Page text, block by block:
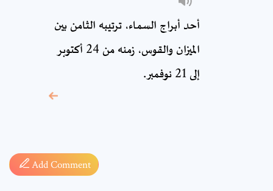
أحد أبراج السماء، ترتيبه الثامن بين
الميزان والقوس، زمنه من 24 أكتوبر
إلى 21 نوفمبر.
Add Comment
* sign, it means are